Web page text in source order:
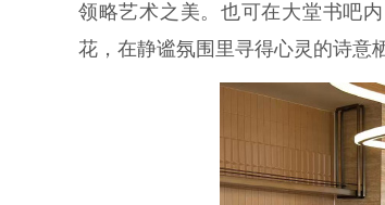
领略艺术之美。也可在大堂书吧
花，在静谧氛围里寻得心灵的诗意